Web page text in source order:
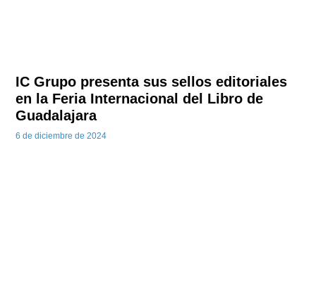
IC Grupo presenta sus sellos editoriales
en la Feria Internacional del Libro de
Guadalajara
6 de diciembre de 2024